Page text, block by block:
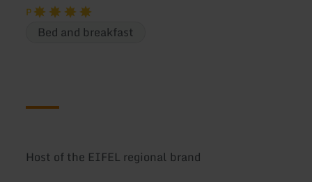
P
Bed and breakfast
Host of the EIFEL regional brand